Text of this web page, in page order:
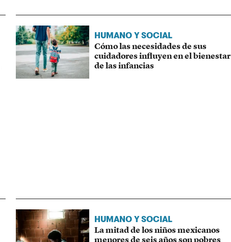
HUMANO Y SOCIAL
Cómo las necesidades de sus
cuidadores influyen en el bienestar
de las infancias
HUMANO Y SOCIAL
La mitad de los niños mexicanos
menores de seis años son pobres